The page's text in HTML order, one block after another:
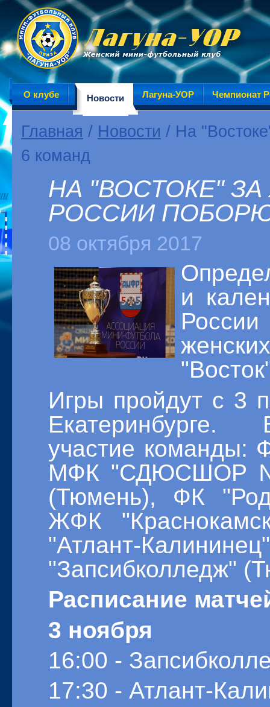
О клубе Новости Лагуна-УОР Чемпионат
Главная / Новости / На
6 команд
НА "ВОСТОКЕ"
РОССИИ
08 октября 2017
и
Игры пройдут с 3
Екатеринбурге.
участие команды:
МФК "СДЮСШОР №
(Тюмень), ФК
ЖФК
"Атлант-
"Запсибколледж"
Расписание
3 ноября
16:00 -
17:30 - Атлант-